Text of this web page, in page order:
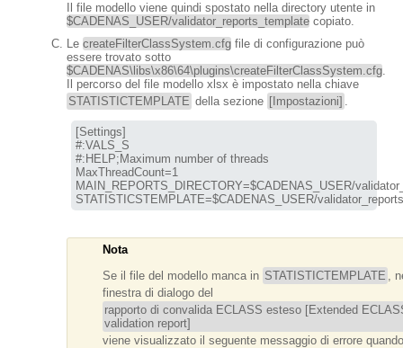
Il file modello viene quindi spostato nella directory utente in
$CADENAS_USER/validator_reports_template copiato.
Le createFilterClassSystem.cfg file di configurazione può
essere trovato sotto
$CADENAS\libs\x86\64\plugins\createFilterClassSystem.cfg.
Il percorso del file modello xlsx è impostato nella chiave
STATISTICTEMPLATE della sezione [Impostazioni] .
[Settings]
#:VALS_S
#:HELP;Maximum number of threads
MAIN_REPORTS_DIRECTORY
STATISTICSTEMPLATE=$CADENAS_USER/
Nota
Se il file del modello manca in STATISTICTEMPLATE ,
finestra di dialogo del
rapporto di convalida ECLASS esteso [Extended
validation report]
viene visualizzato il seguente messaggio di errore